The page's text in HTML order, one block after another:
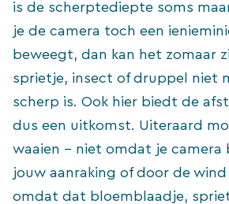
is de scherptediepte soms
je de camera toch een
beweegt, dan kan het zomaar
sprietje, insect of druppel niet
scherp is. Ook hier biedt de
dus een uitkomst. Uiteraard
waaien – niet omdat je camera
jouw aanraking of door de
omdat dat bloemblaadje,